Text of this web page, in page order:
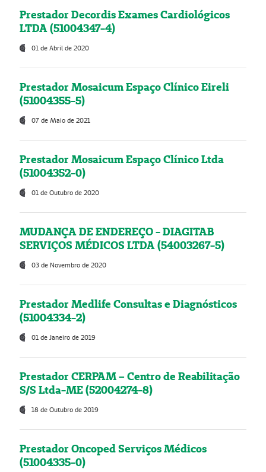
Prestador Decordis Exames Cardiológicos
LTDA (51004347-4)
01 de Abril de 2020
Prestador Mosaicum Espaço Clínico Eireli
(51004355-5)
07 de Maio de 2021
Prestador Mosaicum Espaço Clínico Ltda
(51004352-0)
01 de Outubro de 2020
MUDANÇA DE ENDEREÇO - DIAGITAB
SERVIÇOS MÉDICOS LTDA (54003267-5)
03 de Novembro de 2020
Prestador Medlife Consultas e Diagnósticos
(51004334-2)
01 de Janeiro de 2019
Prestador CERPAM – Centro de Reabilitação
S/S Ltda-ME (52004274-8)
18 de Outubro de 2019
Prestador Oncoped Serviços Médicos
(51004335-0)